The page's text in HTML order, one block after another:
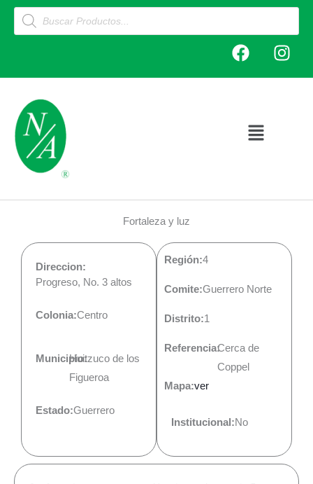
Products
search
F
a
c
o
I
n
s
Main
Fortaleza y luz
Direccion:
Progreso, No. 3 altos
Colonia:Centro
Municipio:Huitzuco de los
Figueroa
Estado:Guerrero
Región:4
Comite:Guerrero Norte
Distrito:1
Referencia:Cerca de
Coppel
Mapa:ver
Institucional:No